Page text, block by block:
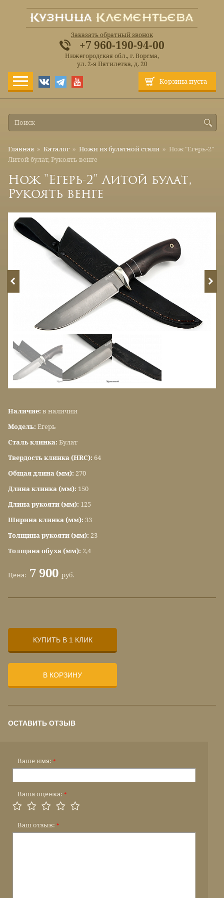
Корзина пуста
Заказать обратный звонок
+7 960-190-94-00
Нижегородская обл., г. Ворсма,
ул. 2-я Пятилетка, д. 20
Главная » Каталог » Ножи из булатной стали » Нож "Егерь-2"
Литой булат, Рукоять венге
Нож "Егерь-2" Литой булат,
Рукоять венге
Наличие: в наличии
Модель: Егерь
Сталь клинка: Булат
Твердость клинка (HRC): 64
Общая длина (мм): 270
Длина клинка (мм): 150
Длина рукояти (мм): 125
Ширина клинка (мм): 33
Толщина рукояти (мм): 23
Толщина обуха (мм): 2,4
Цена: 7 900 руб.
КУПИТЬ В 1 КЛИК
В КОРЗИНУ
ОСТАВИТЬ ОТЗЫВ
Ваше имя: *
Ваша оценка: *
Ваш отзыв: *